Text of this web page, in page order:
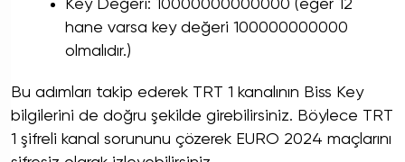
Key Değeri: 10000000000000 (eğer 12
hane varsa key değeri 100000000000
olmalıdır.)
Bu adımları takip ederek TRT 1 kanalının Biss Key
bilgilerini de doğru şekilde girebilirsiniz. Böylece TRT
1 şifreli kanal sorununu çözerek EURO 2024 maçlarını